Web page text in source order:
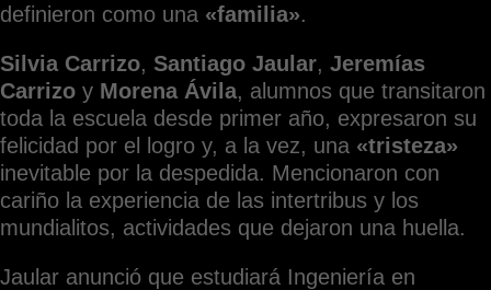
definieron como una «familia».
Silvia Carrizo, Santiago Jaular, Jeremías
Carrizo y Morena Ávila, alumnos que transitaron
toda la escuela desde primer año, expresaron su
felicidad por el logro y, a la vez, una «tristeza»
inevitable por la despedida. Mencionaron con
cariño la experiencia de las intertribus y los
mundialitos, actividades que dejaron una huella.
Jaular anunció que estudiará Ingeniería en